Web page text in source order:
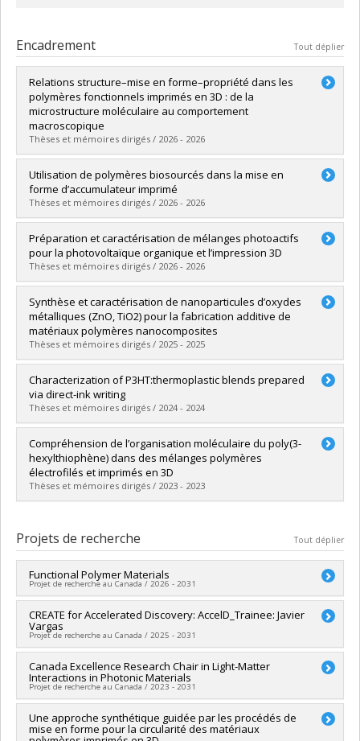
Encadrement Tout déplier
Relations structure–mise en forme–propriété dans les
polymères fonctionnels imprimés en 3D : de la
microstructure moléculaire au comportement
macroscopique
Thèses et mémoires dirigés / 2026 - 2026
Diplômé(e) : Chen, Jiayi
Cycle :Doctorat
Diplôme obtenu :Ph. D.
Lien vers le document dans Papyrus
Utilisation de polymères biosourcés dans la mise en
forme d’accumulateur imprimé
Thèses et mémoires dirigés / 2026 - 2026
Diplômé(e) :Chelfouh, Nora
Cycle :Doctorat
Diplôme obtenu :Ph. D.
Lien vers le document dans Papyrus
Préparation et caractérisation de mélanges photoactifs
pour la photovoltaïque organique et l’impression 3D
Thèses et mémoires dirigés / 2026 - 2026
Diplômé(e) :Martel, Audrey
Cycle :Maîtrise
Diplôme obtenu :M. Sc.
Lien vers le document dans Papyrus
Synthèse et caractérisation de nanoparticules d’oxydes
métalliques (ZnO, TiO2) pour la fabrication additive de
matériaux polymères nanocomposites
Thèses et mémoires dirigés / 2025 - 2025
Diplômé(e) :Cornette-Capelier, Hippolyte
Cycle :Maîtrise
Diplôme obtenu :M. Sc.
Lien vers le document dans Papyrus
Characterization of P3HT:thermoplastic blends prepared
via direct-ink writing
Thèses et mémoires dirigés / 2024 - 2024
Diplômé(e) :Creran, Myles
Cycle :Maîtrise
Diplôme obtenu :M. Sc.
Lien vers le document dans Papyrus
Compréhension de l’organisation moléculaire du poly(3-
hexylthiophène) dans des mélanges polymères
électrofilés et imprimés en 3D
Thèses et mémoires dirigés / 2023 - 2023
Cycle : Maîtrise
Diplôme obtenu :M. Sc.
Lien vers le document dans Papyrus
Projets de recherche Tout déplier
Functional Polymer Materials
Projet de recherche au Canada / 2026 - 2031
Chercheur principal :Audrey Laventure
Sources de financement :SPIIE/Secrétariat des programmes
interorganismes à l’intention des établissements
PVX50399-Chaires de recherche
du Canada - CRSNG
CREATE for Accelerated Discovery: AccelD_Trainee: Javier
Vargas
Projet de recherche au Canada / 2025 - 2031
Chercheur principal :Christine Allen
Co-chercheurs :Audrey Laventure
Sources de financement :
Programmes de subvention :PV118026-FONCER : Prog.
Canada Excellence Research Chair in Light-Matter
Interactions in Photonic Materials
Projet de recherche au Canada / 2023 - 2031
Chercheur principal :Carlos Silva
Co-chercheurs : Michel Côté,Richard Leonelli,Richard Martel
Une approche synthétique guidée par les procédés de
mise en forme pour la circularité des matériaux